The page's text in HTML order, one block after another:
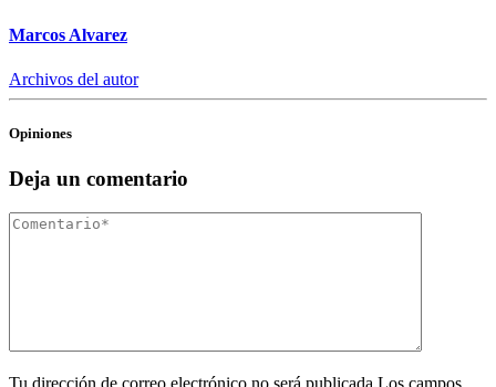
Marcos Alvarez
Archivos del autor
Opiniones
Deja un comentario
Tu dirección de correo electrónico no será publicada.Los campos